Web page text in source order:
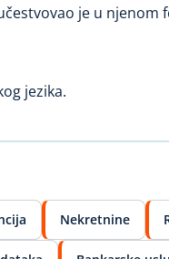
je u
jezika.
Nekretnine